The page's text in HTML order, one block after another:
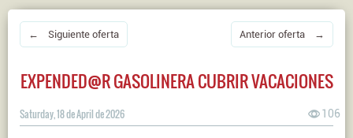
← Siguiente oferta Anterior oferta →
EXPENDED@R GASOLINERA CUBRIR VACACIONES
Saturday, 18 de April de 2026 106